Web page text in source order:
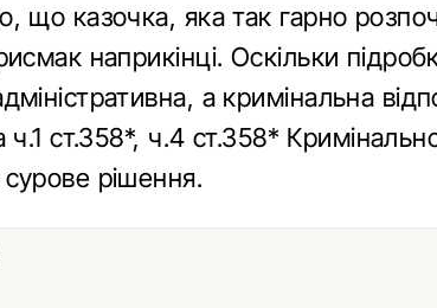
що казочка, яка так гарно
наприкінці. Оскільки
а кримінальна
ч.1 ст.358*, ч.4 ст.358*
рішення.